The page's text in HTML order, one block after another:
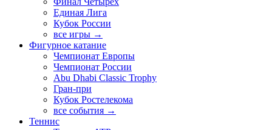
Единая Лига
Кубок России
все игры →
Фигурное катание
Чемпионат Европы
Чемпионат России
Abu Dhabi Classic Trophy
Гран-при
Кубок Ростелекома
все события →
Теннис